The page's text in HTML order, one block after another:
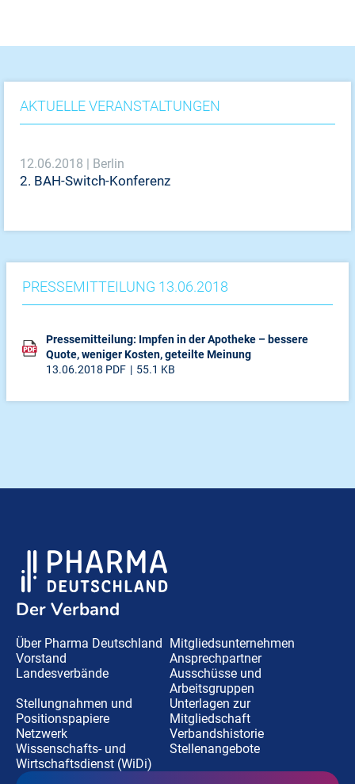
AKTUELLE VERANSTALTUNGEN
12.06.2018 | Berlin
2. BAH-Switch-Konferenz
PRESSEMITTEILUNG 13.06.2018
Pressemitteilung: Impfen in der Apotheke – bessere
Quote, weniger Kosten, geteilte Meinung
13.06.2018 PDF 55.1 KB
Der Verband
Über Pharma Deutschland Mitgliedsunternehmen
Vorstand
Ansprechpartner
Landesverbände
Ausschüsse und
Arbeitsgruppen
Stellungnahmen und
Positionspapiere
Unterlagen zur
Mitgliedschaft
Netzwerk
Verbandshistorie
Wissenschafts- und
Wirtschaftsdienst (WiDi)
Stellenangebote